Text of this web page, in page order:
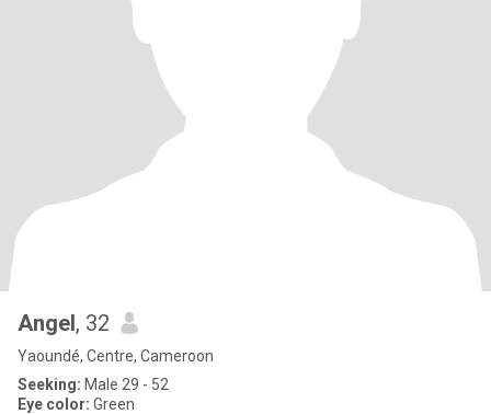
Angel, 32
Yaoundé, Centre, Cameroon
Seeking: Male 29 - 52
Eye color: Green